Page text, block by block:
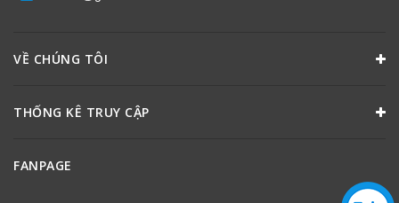
VỀ CHÚNG TÔI
THỐNG KÊ TRUY CẬP
FANPAGE